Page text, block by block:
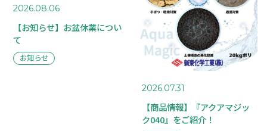
ABOUT US
私たちに
ついて
COMPANY
会社概要
RECRUIT
採用情報
TOPICS
トピックス
2026.08.06
【お知らせ】お盆休業につい
て
お知らせ
2026.07.31
【商品情報】『アクアマジッ
ク040』をご紹介！